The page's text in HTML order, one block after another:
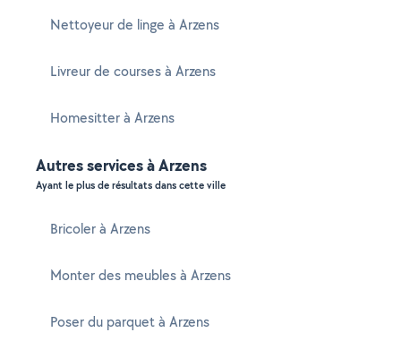
Nettoyeur de linge à Arzens
Livreur de courses à Arzens
Homesitter à Arzens
Autres services à Arzens
Ayant le plus de résultats dans cette ville
Bricoler à Arzens
Monter des meubles à Arzens
Poser du parquet à Arzens